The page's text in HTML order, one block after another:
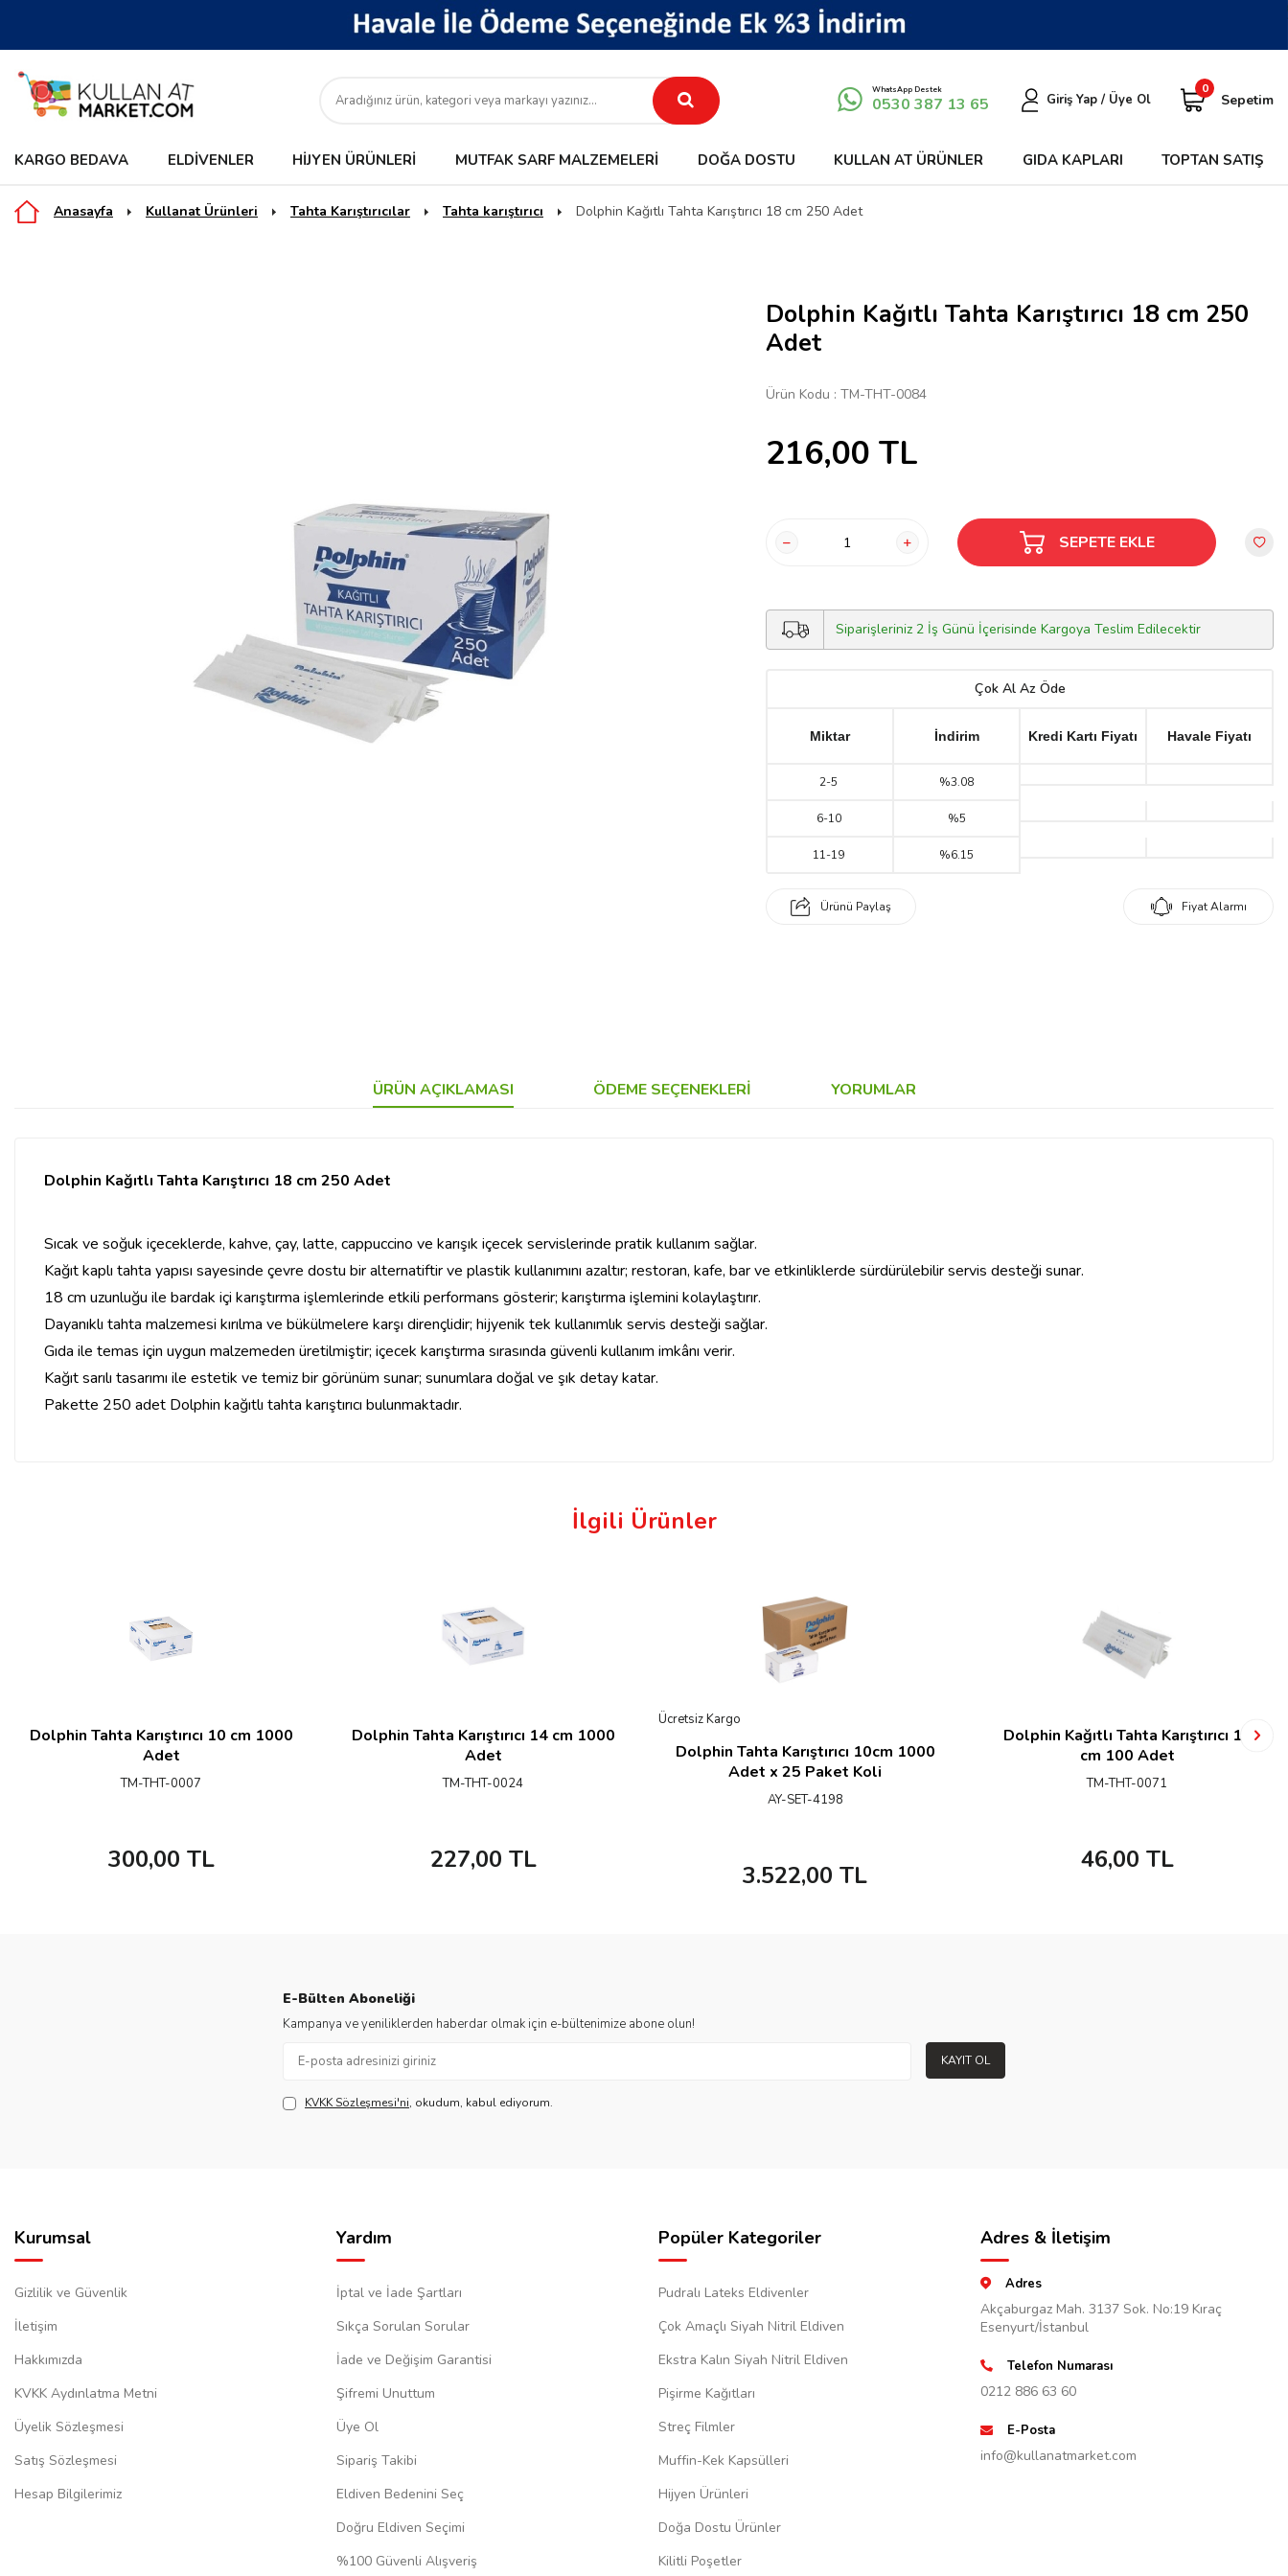
WhatsApp Destek
0530 387 13 65 Giriş Yap / Üye Ol
0
Sepetim
KARGO BEDAVA ELDIVENLER HIJYEN ÜRÜNLERI MUTFAK SARF MALZEMELERI DOĞA DOSTU KULLAN AT ÜRÜNLER GIDA KAPLARI TOPTAN SATIŞ
Anasayfa Kullanat Ürünleri Tahta Karıştırıcılar Tahta karıştırıcı Dolphin Kağıtlı Tahta Karıştırıcı 18 cm 250 Adet
Dolphin Kağıtlı Tahta Karıştırıcı 18 cm 250
Adet
Ürün Kodu : TM-THT-0084
216,00 TL
SEPETE EKLE
Siparişleriniz 2 İş Günü İçerisinde Kargoya Teslim Edilecektir
Çok Al Az Öde
Miktar İndirim Kredi Kartı Fiyatı Havale Fiyatı
2-5 %3.08
6-10 %5
11-19 %6.15
Ürünü Paylaş Fiyat Alarmı
ÜRÜN AÇIKLAMASI ÖDEME SEÇENEKLERI YORUMLAR
Dolphin Kağıtlı Tahta Karıştırıcı 18 cm 250 Adet
Sıcak ve soğuk içeceklerde, kahve, çay, latte, cappuccino ve karışık içecek servislerinde pratik kullanım sağlar.
Kağıt kaplı tahta yapısı sayesinde çevre dostu bir alternatiftir ve plastik kullanımını azaltır; restoran, kafe, bar ve etkinliklerde sürdürülebilir servis desteği sunar.
18 cm uzunluğu ile bardak içi karıştırma işlemlerinde etkili performans gösterir; karıştırma işlemini kolaylaştırır.
Dayanıklı tahta malzemesi kırılma ve bükülmelere karşı dirençlidir; hijyenik tek kullanımlık servis desteği sağlar.
Gıda ile temas için uygun malzemeden üretilmiştir; içecek karıştırma sırasında güvenli kullanım imkânı verir.
Kağıt sarılı tasarımı ile estetik ve temiz bir görünüm sunar; sunumlara doğal ve şık detay katar.
Pakette 250 adet Dolphin kağıtlı tahta karıştırıcı bulunmaktadır.
İlgili Ürünler
Dolphin Tahta Karıştırıcı 10 cm 1000
Adet
TM-THT-0007
300,00 TL
Dolphin Tahta Karıştırıcı 14 cm 1000
Adet
TM-THT-0024
227,00 TL
Ücretsiz Kargo
Dolphin Tahta Karıştırıcı 10cm 1000
Adet x 25 Paket Koli
AY-SET-4198
3.522,00 TL
Dolphin Kağıtlı Tahta Karıştırıcı 11
cm 100 Adet
TM-THT-0071
46,00 TL
E-Bülten Aboneliği
Kampanya ve yeniliklerden haberdar olmak için e-bültenimize abone olun!
KAYIT OL
KVKK Sözleşmesi'ni, okudum, kabul ediyorum.
Kurumsal
Gizlilik ve Güvenlik
İletişim
Hakkımızda
KVKK Aydınlatma Metni
Üyelik Sözleşmesi
Satış Sözleşmesi
Hesap Bilgilerimiz
Yardım
İptal ve İade Şartları
Sıkça Sorulan Sorular
İade ve Değişim Garantisi
Şifremi Unuttum
Üye Ol
Sipariş Takibi
Eldiven Bedenini Seç
Doğru Eldiven Seçimi
%100 Güvenli Alışveriş
Popüler Kategoriler
Pudralı Lateks Eldivenler
Çok Amaçlı Siyah Nitril Eldiven
Ekstra Kalın Siyah Nitril Eldiven
Pişirme Kağıtları
Streç Filmler
Muffin-Kek Kapsülleri
Hijyen Ürünleri
Doğa Dostu Ürünler
Kilitli Poşetler
Adres & İletişim
Adres
Akçaburgaz Mah. 3137 Sok. No:19 Kıraç
Esenyurt/İstanbul
Telefon Numarası
0212 886 63 60
E-Posta
info@kullanatmarket.com